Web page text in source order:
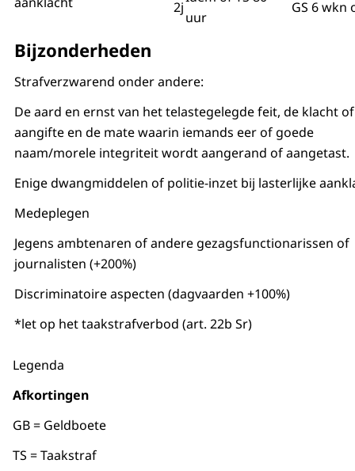
2j
uur
GS 6 wkn
Bijzonderheden
Strafverzwarend onder andere:
De aard en ernst van het telastegelegde feit, de klacht of
aangifte en de mate waarin iemands eer of goede
naam/morele integriteit wordt aangerand of aangetast.
Enige dwangmiddelen of politie-inzet bij lasterlijke
Medeplegen
Jegens ambtenaren of andere gezagsfunctionarissen of
journalisten (+200%)
Discriminatoire aspecten (dagvaarden +100%)
*let op het taakstrafverbod (art. 22b Sr)
Legenda
Afkortingen
GB = Geldboete
TS = Taakstraf